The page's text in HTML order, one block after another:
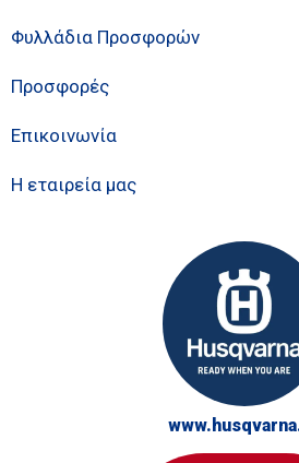
Φυλλάδια Προσφορών
Προσφορές
Επικοινωνία
Η εταιρεία μας